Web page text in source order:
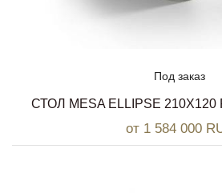
Под заказ
СТОЛ MESA ELLIPSE 210X120
от 1 584 000